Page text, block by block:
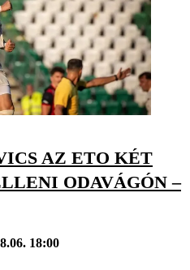
AZ ETO KÉT
ODAVÁGÓN –
18:00